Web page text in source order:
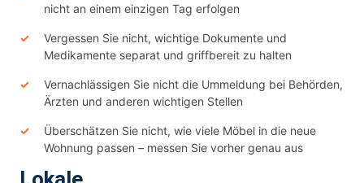
nicht an einem einzigen Tag erfolgen
Vergessen Sie nicht, wichtige Dokumente und
Medikamente separat und griffbereit zu halten
Vernachlässigen Sie nicht die Ummeldung bei Behörden,
Ärzten und anderen wichtigen Stellen
Überschätzen Sie nicht, wie viele Möbel in die neue
Wohnung passen – messen Sie vorher genau aus